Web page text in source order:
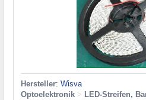
Hersteller: Wisva
Optoelektronik > LED-Streifen,